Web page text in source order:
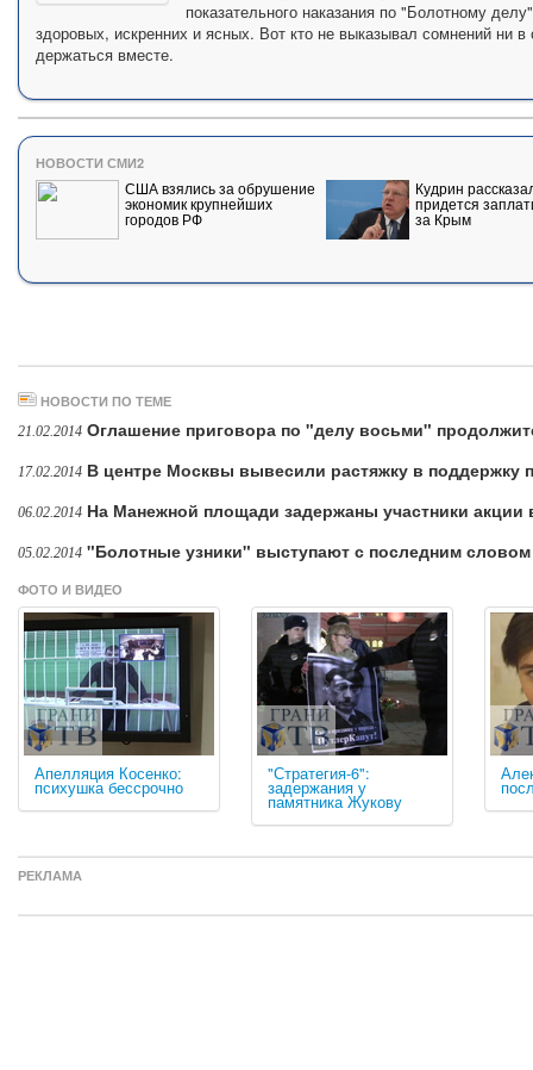
показательного наказания по "Болотному
здоровых, искренних и ясных. Вот кто не выказывал сомнений ни
держаться вместе.
НОВОСТИ СМИ2
США взялись за обрушение
экономик крупнейших
городов РФ
Кудрин
придется
за Крым
НОВОСТИ ПО ТЕМЕ
21.02.2014 Оглашение приговора по "делу восьми"
17.02.2014 В центре Москвы вывесили растяжку в поддержку
06.02.2014 На Манежной площади задержаны участники
05.02.2014 "Болотные узники" выступают с последним
ФОТО И ВИДЕО
Апелляция Косенко:
психушка бессрочно
"Стратегия-6":
задержания у
памятника Жукову
РЕКЛАМА